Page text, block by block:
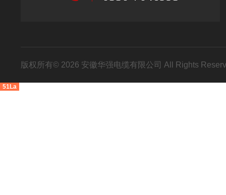
版权所有© 2026 安徽华强电缆有限公司 All Rights
51La